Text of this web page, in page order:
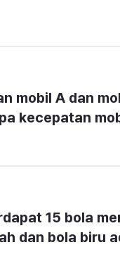
mobil A dan
kecepatan
15 bola
dan bola biru